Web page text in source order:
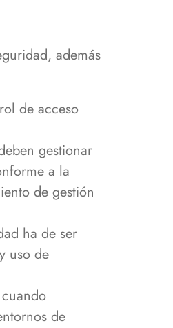
además
de acceso
gestionar
a la
de gestión
ha de ser
uso de
de